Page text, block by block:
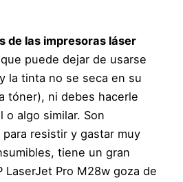
de las impresoras láser
puede dejar de usarse
la tinta no se seca en su
tóner), ni debes hacerle
o algo similar. Son
resistir y gastar muy
tiene un gran
LaserJet Pro M28w goza de